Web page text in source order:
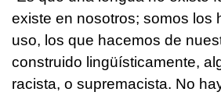
existe en nosotros; somos los
uso, los que hacemos de
construido lingüísticamente,
racista, o supremacista. No